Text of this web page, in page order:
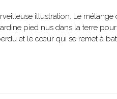
illustration. Le mélange
pied nus dans la terre
et le cœur qui se remet à